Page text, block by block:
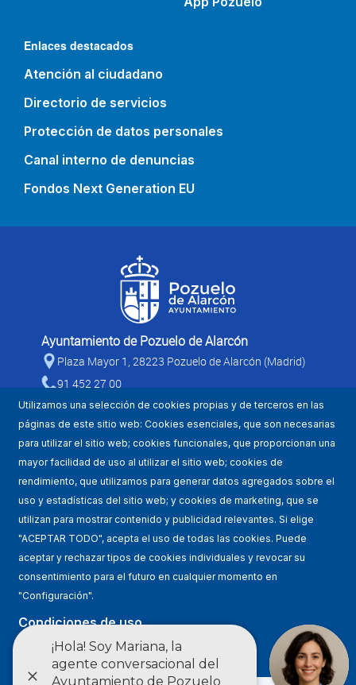
Enlaces destacados
Atención al ciudadano
Directorio de servicios
Protección de datos personales
Canal interno de denuncias
Fondos Next Generation EU
Ayuntamiento de Pozuelo de Alarcón
Plaza Mayor 1, 28223 Pozuelo de Alarcón (Madrid)
91 452 27 00
Mapa WEB
Condiciones de uso
Política de privacidad
Estadísticas
Utilizamos una selección de cookies propias y de terceros en las
páginas de este sitio web: Cookies esenciales, que son necesarias
para utilizar el sitio web; cookies funcionales, que proporcionan una
mayor facilidad de uso al utilizar el sitio web; cookies de
rendimiento, que utilizamos para generar datos agregados sobre el
uso y estadísticas del sitio web; y cookies de marketing, que se
utilizan para mostrar contenido y publicidad relevantes. Si elige
"ACEPTAR TODO", acepta el uso de todas las cookies. Puede
aceptar y rechazar tipos de cookies individuales y revocar su
consentimiento para el futuro en cualquier momento en
"Configuración".
Condiciones de uso
Ajustes